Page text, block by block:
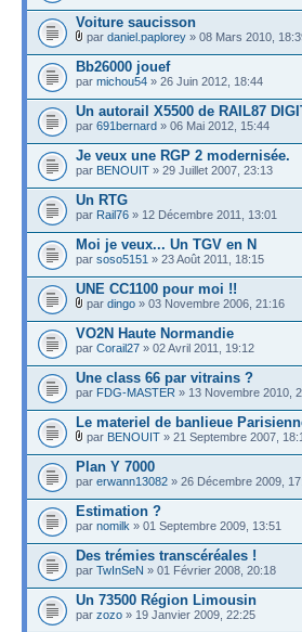
Voiture saucisson
par daniel.paplorey » 08 Mars 2010,
Bb26000 jouef
par michou54 » 26 Juin 2012, 18:44
Un autorail X5500 de RAIL87
par 691bernard » 06 Mai 2012, 15:44
Je veux une RGP 2 modernisée.
par BENOUIT » 29 Juillet 2007, 23:13
Un RTG
par Rail76 » 12 Décembre 2011, 13:01
Moi je veux... Un TGV en N
par soso5151 » 23 Août 2011, 18:15
UNE CC1100 pour moi !!
par dingo » 03 Novembre 2006, 21:16
VO2N Haute Normandie
par Corail27 » 02 Avril 2011, 19:12
Une class 66 par vitrains ?
par FDG-MASTER » 13 Novembre 2010,
Le materiel de banlieue
par BENOUIT » 21 Septembre 2007,
Plan Y 7000
par erwann13082 » 26 Décembre 2009,
Estimation ?
par nomilk » 01 Septembre 2009, 13:51
Des trémies transcéréales !
par TwInSeN » 01 Février 2008, 20:18
Un 73500 Région Limousin
par zozo » 19 Janvier 2009, 22:25